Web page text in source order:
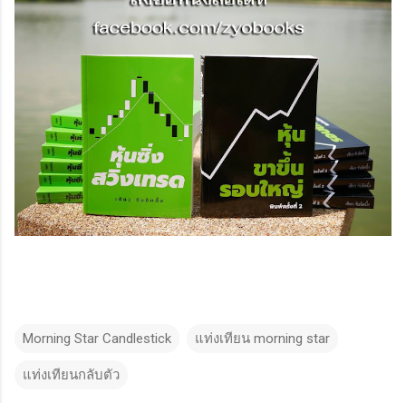
Morning Star Candlestick แท่งเทียน morning star
แท่งเทียนกลับตัว